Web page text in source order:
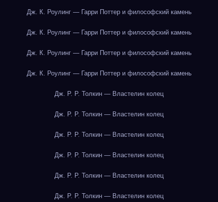
Дж. К. Роулинг — Гарри Поттер и философский камень
Дж. К. Роулинг — Гарри Поттер и философский камень
Дж. К. Роулинг — Гарри Поттер и философский камень
Дж. К. Роулинг — Гарри Поттер и философский камень
Дж. Р. Р. Толкин — Властелин колец
Дж. Р. Р. Толкин — Властелин колец
Дж. Р. Р. Толкин — Властелин колец
Дж. Р. Р. Толкин — Властелин колец
Дж. Р. Р. Толкин — Властелин колец
Дж. Р. Р. Толкин — Властелин колец